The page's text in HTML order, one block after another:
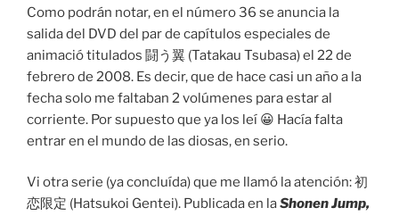
Como podrán notar, en el número 36 se anuncia la
salida del DVD del par de capítulos especiales de
animació titulados 闘う翼 (Tatakau Tsubasa) el 22 de
febrero de 2008. Es decir, que de hace casi un año a la
fecha solo me faltaban 2 volúmenes para estar al
corriente. Por supuesto que ya los leí 😀 Hacía falta
entrar en el mundo de las diosas, en serio.
Vi otra serie (ya concluída) que me llamó la atención: 初
恋限定 (Hatsukoi Gentei). Publicada en laShonen Jump,